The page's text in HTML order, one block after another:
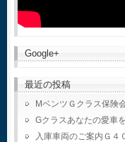
Google+
最近の投稿
MベンツＧクラス保険
Gクラスあなたの愛車
入庫車両のご案内Ｇ４